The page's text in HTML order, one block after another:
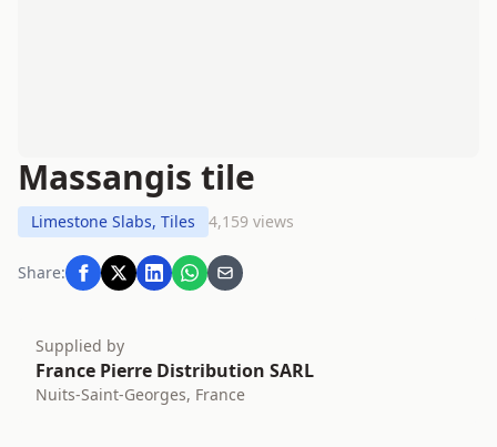
Massangis tile
Limestone Slabs, Tiles 4,159 views
Share:
Supplied by
France Pierre Distribution SARL
Nuits-Saint-Georges, France